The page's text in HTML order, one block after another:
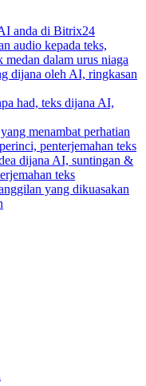
anda di Bitrix24
audio kepada teks,
dalam urus niaga
dijana oleh AI, ringkasan
had, teks dijana AI,
menambat perhatian
penterjemahan teks
dijana AI, suntingan &
teks
yang dikuasakan